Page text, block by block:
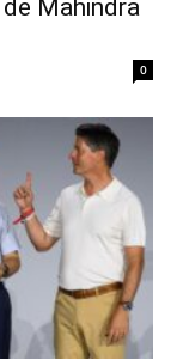
Mahindra
0